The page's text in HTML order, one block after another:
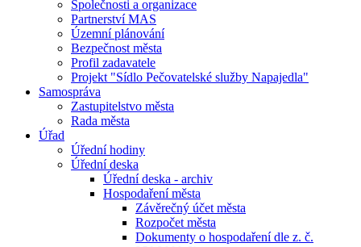
Společnosti a organizace
Partnerství MAS
Územní plánování
Bezpečnost města
Profil zadavatele
Projekt "Sídlo Pečovatelské služby Napajedla"
Samospráva
Zastupitelstvo města
Rada města
Úřad
Úřední hodiny
Úřední deska
Úřední deska - archiv
Hospodaření města
Závěrečný účet města
Rozpočet města
Dokumenty o hospodaření dle z. č.